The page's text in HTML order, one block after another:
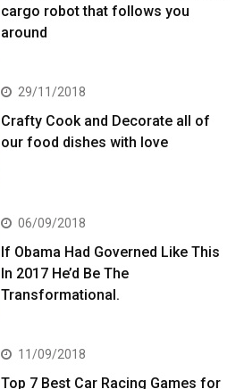
cargo robot that follows you
around
29/11/2018
Crafty Cook and Decorate all of
our food dishes with love
06/09/2018
If Obama Had Governed Like This
In 2017 He’d Be The
Transformational.
11/09/2018
Top 7 Best Car Racing Games for